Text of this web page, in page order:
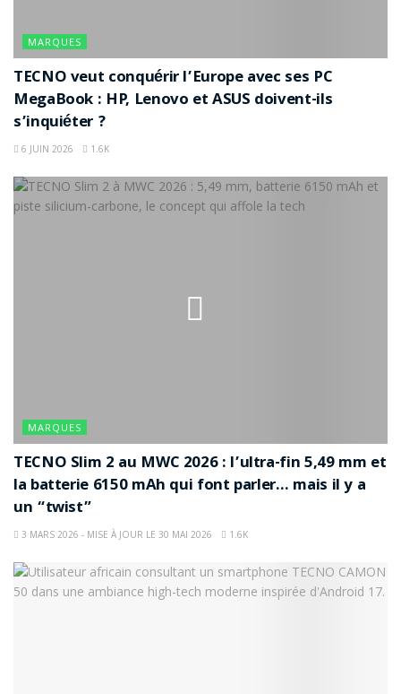
MARQUES
TECNO veut conquérir l’Europe avec ses PC
MegaBook : HP, Lenovo et ASUS doivent-ils
s’inquiéter ?
6 JUIN 2026 1.6K
MARQUES
TECNO Slim 2 au MWC 2026 : l’ultra-fin 5,49 mm et
la batterie 6150 mAh qui font parler… mais il y a
un “twist”
3 MARS 2026 - MISE À JOUR LE 30 MAI 2026 1.6K